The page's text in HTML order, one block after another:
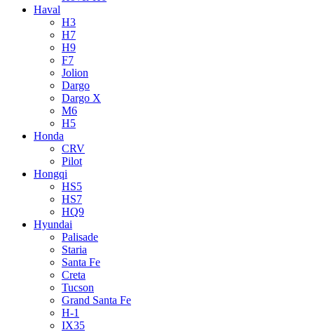
Haval
H3
H7
H9
F7
Jolion
Dargo
Dargo X
M6
H5
Honda
CRV
Pilot
Hongqi
HS5
HS7
HQ9
Hyundai
Palisade
Staria
Santa Fe
Creta
Tucson
Grand Santa Fe
H-1
IX35